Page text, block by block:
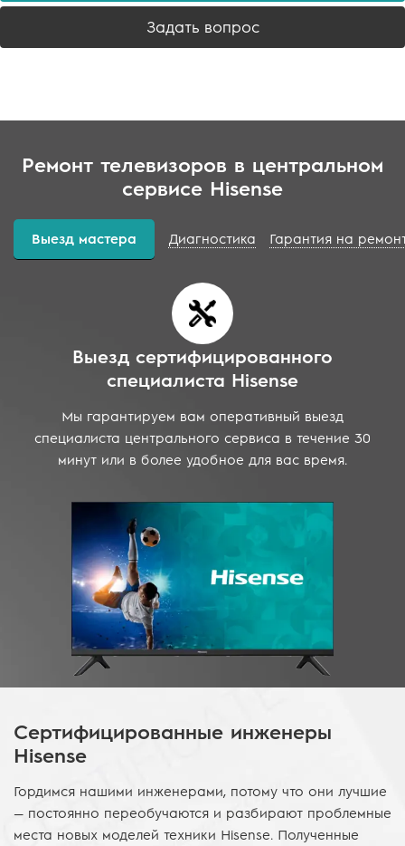
Задать вопрос
Ремонт телевизоров в центральном
сервисе Hisense
Выезд мастера Диагностика Гарантия на
Выезд сертифицированного
специалиста Hisense
Мы гарантируем вам оперативный выезд
специалиста центрального сервиса в течение 30
минут или в более удобное для вас время.
Сертифицированные инженеры
Hisense
Гордимся нашими инженерами, потому что они лучшие
— постоянно переобучаются и разбирают проблемные
места новых моделей техники Hisense. Полученные